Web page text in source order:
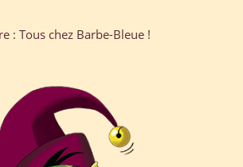
: Tous chez Barbe-Bleue !